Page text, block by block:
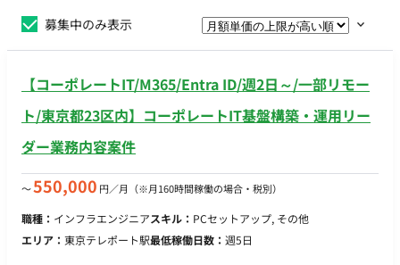
募集中のみ表示
【コーポレートIT/M365/Entra ID/週2日～/一部リモー
ト/東京都23区内】コーポレートIT基盤構築・運用リー
ダー業務内容案件
〜550,000 円／月 （※月160時間稼働の場合・税別）
職種： インフラエンジニアスキル： PCセットアップ, その他
エリア： 東京テレポート駅最低稼働日数： 週5日